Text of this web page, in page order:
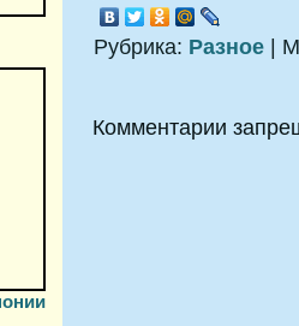
Рубрика: Разное |
Комментарии